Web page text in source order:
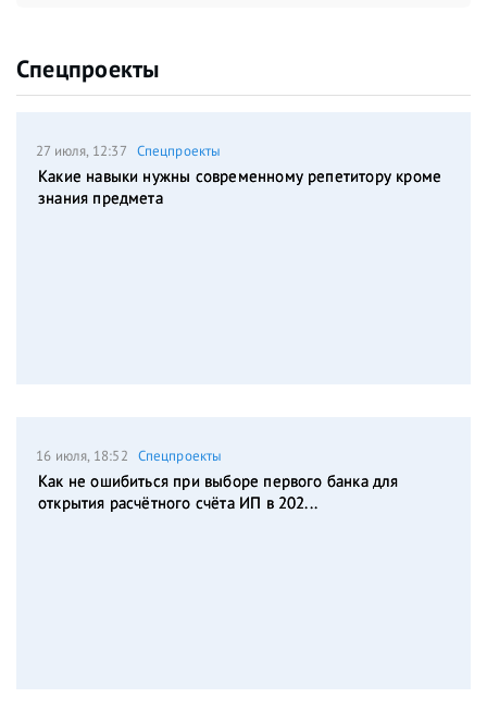
Спецпроекты
27 июля, 12:37 Спецпроекты
Какие навыки нужны современному репетитору кроме
знания предмета
16 июля, 18:52 Спецпроекты
Как не ошибиться при выборе первого банка для
открытия расчётного счёта ИП в 202...